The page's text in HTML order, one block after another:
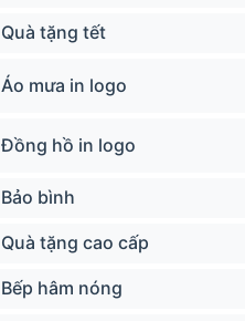
Quà tặng tết
Áo mưa in logo
Đồng hồ in logo
Bảo bình
Quà tặng cao cấp
Bếp hâm nóng